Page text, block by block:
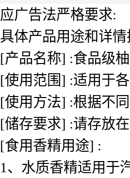
应广告法严格要求:
具体产品用途和详
[产品名称] :食品级
[使用范围] :适用于
[使用方法] :根据不
[储存要求] :请存放
[食用香精用途] :
1、水质香精适用于